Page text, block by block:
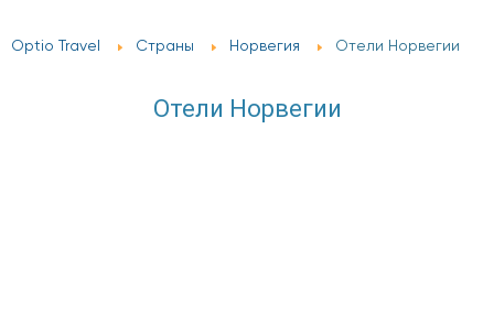
Optio Travel Страны Норвегия Отели Норвегии
Отели Норвегии